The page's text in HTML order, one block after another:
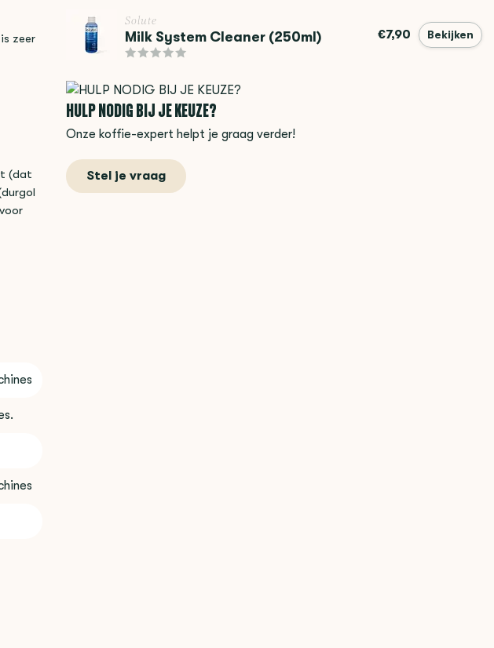
zeer
(dat
Solute
Milk System Cleaner (250ml) €7,90 Bekijken
HULP NODIG BIJ JE KEUZE?
Onze koffie-expert helpt je graag verder!
Stel je vraag